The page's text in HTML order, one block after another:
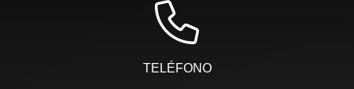
TELÉFONO